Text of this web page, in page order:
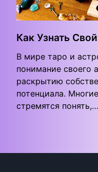
Как Узнать
В мире таро и
понимание своего
раскрытию
потенциала.
стремятся понять,…